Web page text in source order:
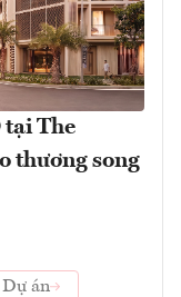
tại The
thương song
Dự án